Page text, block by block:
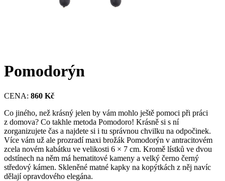
Pomodorýn
CENA: 860 Kč
Co jiného, než krásný jelen by vám mohlo ještě pomoci při práci
z domova? Co takhle metoda Pomodoro! Krásně si s ní
zorganizujete čas a najdete si i tu správnou chvilku na odpočinek.
Více vám už ale prozradí maxi brožák Pomodorýn v antracitovém
zcela novém kabátku ve velikosti 6 × 7 cm. Kromě lístků ve dvou
odstínech na něm má hematitové kameny a velký černo černý
středový kámen. Skleněné matné kapky na kopýtkách z něj navíc
dělají opravdového elegána.